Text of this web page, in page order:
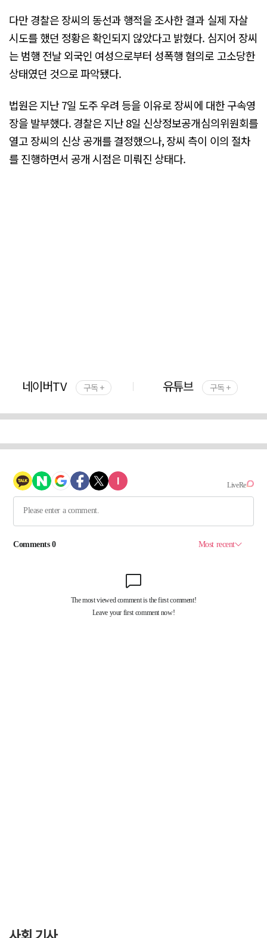
다만 경찰은 장씨의 동선과 행적을 조사한 결과 실제 자살
시도를 했던 정황은 확인되지 않았다고 밝혔다. 심지어 장씨
는 범행 전날 외국인 여성으로부터 성폭행 혐의로 고소당한
상태였던 것으로 파악됐다.
법원은 지난 7일 도주 우려 등을 이유로 장씨에 대한 구속영
장을 발부했다. 경찰은 지난 8일 신상정보공개심의위원회를
열고 장씨의 신상 공개를 결정했으나, 장씨 측이 이의 절차
를 진행하면서 공개 시점은 미뤄진 상태다.
네이버TV 구독 + 유튜브 구독 +